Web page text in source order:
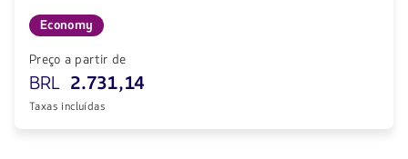
Economy
Preço a partir de
BRL 2.731,14
Taxas incluídas